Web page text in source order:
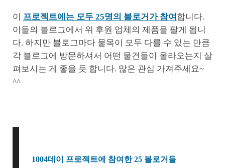
이 프로젝트에는 모두 25명의 블로거가 참여 합니다.
이들의 블로그에서 위 후원 업체의 제품을 팔게 됩니
다. 하지만 블로그마다 물목이 모두 다를 수 있는 만큼
각 블로그에 방문하셔서 어떤 물건들이 올라오는지 살
펴보시는 게 좋을 듯 합니다. 많은 관심 가져주세요~
^^
1004데이 프로젝트에 참여한 25 블로거들